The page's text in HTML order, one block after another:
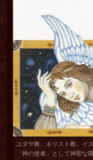
ユダヤ教、キリスト教、イ
「神の使者」として神聖な